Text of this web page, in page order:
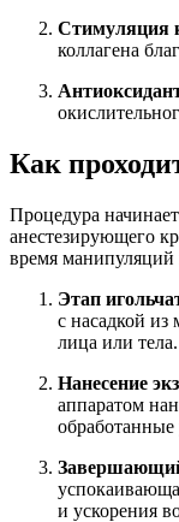
Стимуляция
коллагена
Как
Процедура
анестезирующего
время
Этап
с насадкой
лица или тела.
Нанесение
аппаратом
обработанные
и ускорения